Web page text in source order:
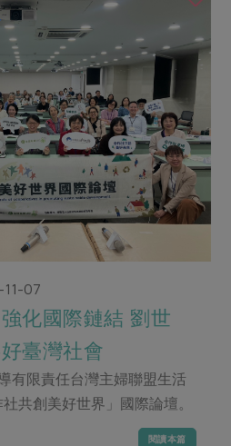
米麵雜糧
水產
烘焙
個人清潔
織品
合作聯合國
生活提案
親子食育
惜食
支持本土農糧
能源議題
減塑減廢
食農教育
07
化國際鏈結 劉世
臺灣社會
有限責任台灣主婦聯盟生活
共創美好世界」國際論壇。
閱讀本篇